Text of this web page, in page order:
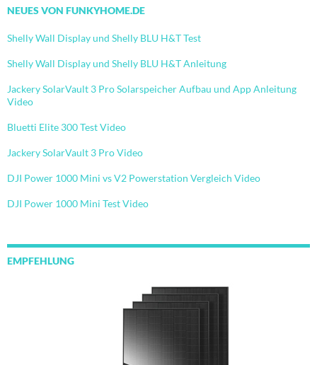
NEUES VON FUNKYHOME.DE
Shelly Wall Display und Shelly BLU H&T Test
Shelly Wall Display und Shelly BLU H&T Anleitung
Jackery SolarVault 3 Pro Solarspeicher Aufbau und App Anleitung
Video
Bluetti Elite 300 Test Video
Jackery SolarVault 3 Pro Video
DJI Power 1000 Mini vs V2 Powerstation Vergleich Video
DJI Power 1000 Mini Test Video
EMPFEHLUNG